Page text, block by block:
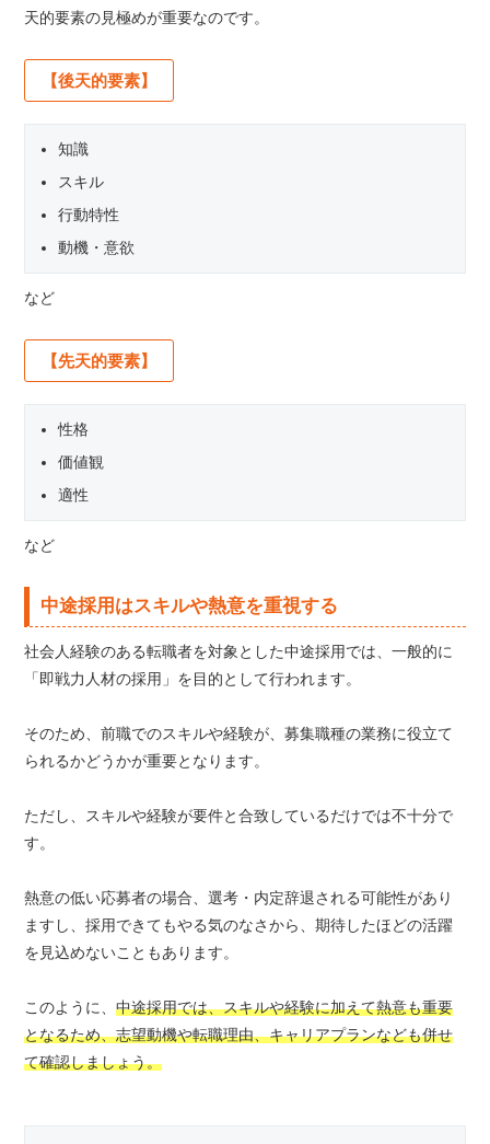
天的要素の見極めが重要なのです。
【後天的要素】
知識
スキル
行動特性
動機・意欲
など
【先天的要素】
性格
価値観
適性
など
中途採用はスキルや熱意を重視する
社会人経験のある転職者を対象とした中途採用では、一般的に
「即戦力人材の採用」を目的として行われます。
そのため、前職でのスキルや経験が、募集職種の業務に役立て
られるかどうかが重要となります。
ただし、スキルや経験が要件と合致しているだけでは不十分で
す。
熱意の低い応募者の場合、選考・内定辞退される可能性があり
ますし、採用できてもやる気のなさから、期待したほどの活躍
を見込めないこともあります。
このように、中途採用では、スキルや経験に加えて熱意も重要
となるため、志望動機や転職理由、キャリアプランなども併せ
て確認しましょう。